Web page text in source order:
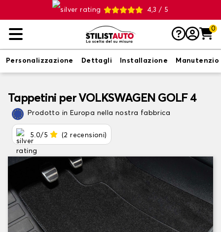
4,3 / 5
0
Personalizzazione Dettagli Installazione
Tappetini per VOLKSWAGEN GOLF 4
Prodotto in Europa nella nostra fabbrica
5.0/5 (2 recensioni)